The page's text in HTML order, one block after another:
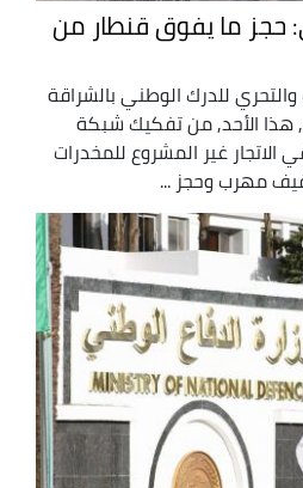
حجز ما يفوق قنطار من
للدرك الوطني بالشراقة
هذا الأحد, من تفكيك شبكة
غير المشروع للمخدرات
مهرب وحجز ...